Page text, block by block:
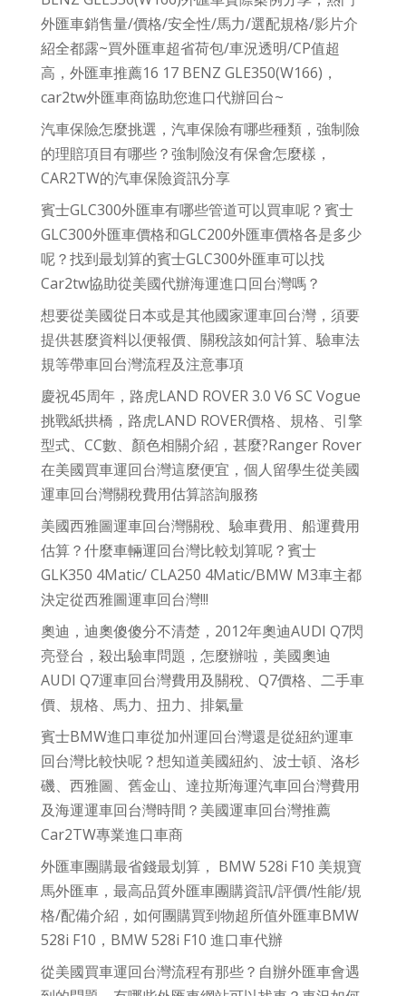
外匯車銷售量/價格/安全性/馬力/選配規格/影片介
紹全都露~買外匯車超省荷包/車況透明/CP值超
高，外匯車推薦16 17 BENZ GLE350(W166)，
car2tw外匯車商協助您進口代辦回台~
汽車保險怎麼挑選，汽車保險有哪些種類，強制險
的理賠項目有哪些？強制險沒有保會怎麼樣，
CAR2TW的汽車保險資訊分享
賓士GLC300外匯車有哪些管道可以買車呢？賓士
GLC300外匯車價格和GLC200外匯車價格各是多少
呢？找到最划算的賓士GLC300外匯車可以找
Car2tw協助從美國代辦海運進口回台灣嗎？
想要從美國從日本或是其他國家運車回台灣，須要
提供甚麼資料以便報價、關稅該如何計算、驗車法
規等帶車回台灣流程及注意事項
慶祝45周年，路虎LAND ROVER 3.0 V6 SC Vogue
挑戰紙拱橋，路虎LAND ROVER價格、規格、引擎
型式、CC數、顏色相關介紹，甚麼?Ranger Rover
在美國買車運回台灣這麼便宜，個人留學生從美國
運車回台灣關稅費用估算諮詢服務
美國西雅圖運車回台灣關稅、驗車費用、船運費用
估算？什麼車輛運回台灣比較划算呢？賓士
GLK350 4Matic/ CLA250 4Matic/BMW M3車主都
決定從西雅圖運車回台灣!!!
奧迪，迪奧傻傻分不清楚，2012年奧迪AUDI Q7閃
亮登台，殺出驗車問題，怎麼辦啦，美國奧迪
AUDI Q7運車回台灣費用及關稅、Q7價格、二手車
價、規格、馬力、扭力、排氣量
賓士BMW進口車從加州運回台灣還是從紐約運車
回台灣比較快呢？想知道美國紐約、波士頓、洛杉
磯、西雅圖、舊金山、達拉斯海運汽車回台灣費用
及海運運車回台灣時間？美國運車回台灣推薦
Car2TW專業進口車商
外匯車團購最省錢最划算， BMW 528i F10 美規寶
馬外匯車，最高品質外匯車團購資訊/評價/性能/規
格/配備介紹，如何團購買到物超所值外匯車BMW
528i F10，BMW 528i F10 進口車代辦
從美國買車運回台灣流程有那些？自辦外匯車會遇